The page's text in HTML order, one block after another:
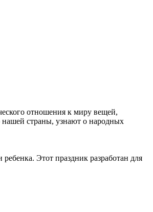
отношения к миру вещей,
страны, узнают о народных
Этот праздник разработан для